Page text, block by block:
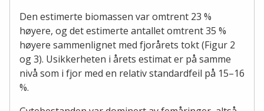
Den estimerte biomassen var omtrent 23 %
høyere, og det estimerte antallet omtrent 35 %
høyere sammenlignet med fjorårets tokt (Figur 2
og 3). Usikkerheten i årets estimat er på samme
nivå som i fjor med en relativ standardfeil på 15–16
%.